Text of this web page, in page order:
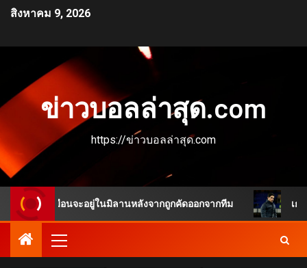
สิงหาคม 9, 2026
ข่าวบอลล่าสุด.com
https://ข่าวบอลล่าสุด.com
เหมือนจะอยู่ในมิลานหลังจากถูกคัดออกจากทีม เกมพลิกชัดเ